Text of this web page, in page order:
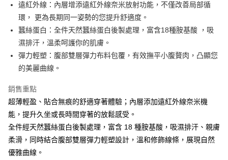
街口支付
悠遊付
AFTEE先享後付
相關說明
【關於「AFTEE先享後付」】
便利好安心！
１．簡單：不需註冊會員、不需綁卡、不需儲值。
２．便利：只要手機號碼，簡訊認證，即可結帳。
３．安心：先確認商品／服務後，再付款。
１．於結帳方式選擇「AFTEE先享後付」後，將跳轉至「AFTEE先享後付」
結帳頁面，進行簡訊認證並確認金額後，即可完成結帳。
運送方式
全家取貨付款
每筆NT$60，滿NT$490(含以上)免運費
付款後全家取貨
遠紅外線：內層增添遠紅外線奈米放射功能，不僅改善局部循
環， 更為長期同一姿勢的您提升舒適度。
蠶絲蛋白：全件天然蠶絲蛋白後製處理，富含18種胺基酸 ，吸
濕排汗，溫柔呵護你的肌膚。
彈力輕塑：腹部雙層彈力布料包覆，有效撫平小腹贅肉，凸顯您
的美麗曲線。
銷售重點
超薄輕盈、貼合無痕的舒適穿著體驗；內層添加遠紅外線奈米機
能，提升久坐或長時間穿著的放鬆感受。
全件經天然蠶絲蛋白後製處理，富含 18 種胺基酸，吸濕排汗、親膚
柔滑，同時結合腹部雙層彈力輕塑設計，溫和修飾線條，展現自然
優雅曲線。